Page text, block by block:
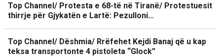
Top Channel/ Protesta e 68-të në Tiranë/ Protestuesit
thirrje për Gjykatën e Lartë: Pezulloni…
Top Channel/ Dëshmia/ Rrëfehet Kejdi Banaj që u kap
teksa transportonte 4 pistoleta “Glock”